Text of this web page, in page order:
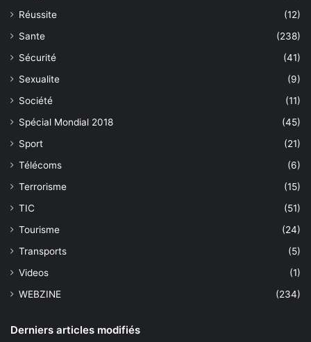
Réussite
(12)
Sante
(238)
Sécurité
(41)
Sexualite
(9)
Société
(11)
Spécial Mondial 2018
(45)
Sport
(21)
Télécoms
(6)
Terrorisme
(15)
TIC
(51)
Tourisme
(24)
Transports
(5)
Videos
(1)
WEBZINE
(234)
Derniers articles modifiés